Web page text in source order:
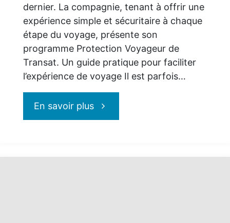
dernier. La compagnie, tenant à offrir une
expérience simple et sécuritaire à chaque
étape du voyage, présente son
programme Protection Voyageur de
Transat. Un guide pratique pour faciliter
l’expérience de voyage Il est parfois…
En savoir plus"Protection